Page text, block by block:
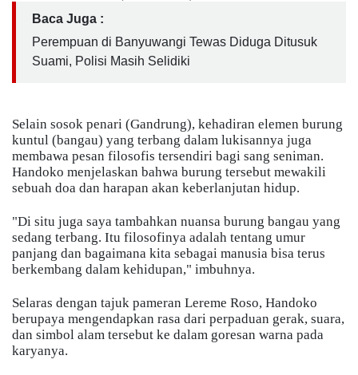
Baca Juga :
Perempuan di Banyuwangi Tewas Diduga Ditusuk
Suami, Polisi Masih Selidiki
​Selain sosok penari (Gandrung), kehadiran elemen burung
kuntul (bangau) yang terbang dalam lukisannya juga
membawa pesan filosofis tersendiri bagi sang seniman.
Handoko menjelaskan bahwa burung tersebut mewakili
sebuah doa dan harapan akan keberlanjutan hidup.
​"Di situ juga saya tambahkan nuansa burung bangau yang
sedang terbang. Itu filosofinya adalah tentang umur
panjang dan bagaimana kita sebagai manusia bisa terus
berkembang dalam kehidupan," imbuhnya.
​Selaras dengan tajuk pameran Lereme Roso, Handoko
berupaya mengendapkan rasa dari perpaduan gerak, suara,
dan simbol alam tersebut ke dalam goresan warna pada
karyanya.